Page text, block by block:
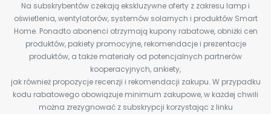
Na subskrybentów czekają ekskluzywne oferty z zakresu lamp i
oświetlenia, wentylatorów, systemów solarnych i produktów Smart
Home. Ponadto abonenci otrzymają kupony rabatowe, obniżki cen
produktów, pakiety promocyjne, rekomendacje i prezentacje
produktów, a także materiały od potencjalnych partnerów
kooperacyjnych, ankiety,
jak również propozycje recenzji i rekomendacji zakupu. W przypadku
kodu rabatowego obowiązuje minimum zakupowe, w każdej chwili
można zrezygnować z subskrypcji korzystając z linku